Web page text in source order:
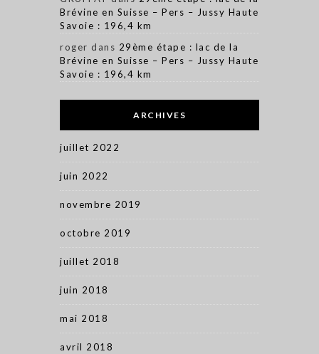
Brévine en Suisse – Pers – Jussy Haute
Savoie : 196,4 km
roger dans 29ème étape : lac de la
Brévine en Suisse – Pers – Jussy Haute
Savoie : 196,4 km
ARCHIVES
juillet 2022
juin 2022
novembre 2019
octobre 2019
juillet 2018
juin 2018
mai 2018
avril 2018